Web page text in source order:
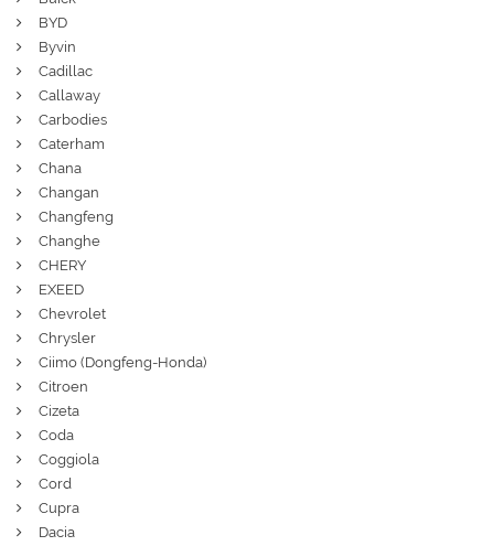
BYD
Byvin
Cadillac
Callaway
Carbodies
Caterham
Chana
Changan
Changfeng
Changhe
CHERY
EXEED
Chevrolet
Chrysler
Ciimo (Dongfeng-Honda)
Citroen
Cizeta
Coda
Coggiola
Cord
Cupra
Dacia